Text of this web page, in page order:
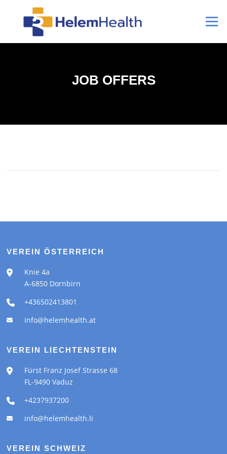
springen
Menü
JOB OFFERS
VEREIN ÖSTERREICH
Knie 4a
A-6850 Dornbirn
+436502413801
info@helemhealth.at
VEREIN LIECHTENSTEIN
Fürst Franz Josef Strasse 68
FL-9490 Vaduz
+4237937200
info@helemhealth.li
VEREIN SCHWEIZ